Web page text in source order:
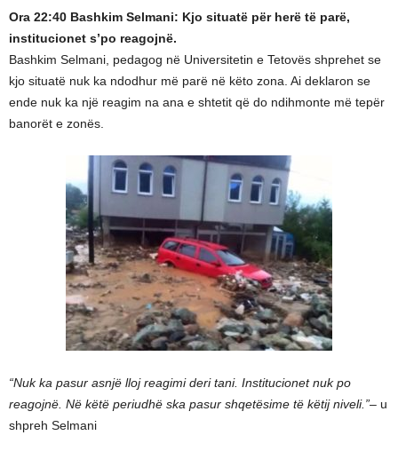
Ora 22:40 Bashkim Selmani: Kjo situatë për herë të parë,
institucionet s’po reagojnë.
Bashkim Selmani, pedagog në Universitetin e Tetovës shprehet se
kjo situatë nuk ka ndodhur më parë në këto zona. Ai deklaron se
ende nuk ka një reagim na ana e shtetit që do ndihmonte më tepër
banorët e zonës.
“Nuk ka pasur asnjë lloj reagimi deri tani. Institucionet nuk po
reagojnë. Në këtë periudhë ska pasur shqetësime të këtij niveli.”– u
shpreh Selmani